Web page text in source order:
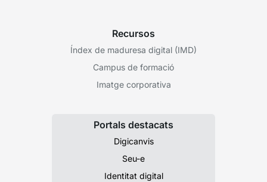
Recursos
Índex de maduresa digital (IMD)
Campus de formació
Imatge corporativa
Portals destacats
Digicanvis
Seu-e
Identitat digital